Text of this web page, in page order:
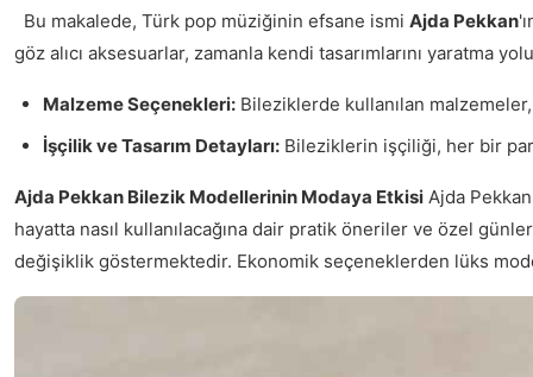
Bu makalede, Türk pop müziğinin efsane ismi Ajda Pekkan
göz alıcı aksesuarlar, zamanla kendi tasarımlarını yaratma
Malzeme Seçenekleri: Bileziklerde kullanılan
İşçilik ve Tasarım Detayları: Bileziklerin işçiliği, her bir
Ajda Pekkan Bilezik Modellerinin Modaya Etkisi Ajda
hayatta nasıl kullanılacağına dair pratik öneriler ve özel
değişiklik göstermektedir. Ekonomik seçeneklerden lüks